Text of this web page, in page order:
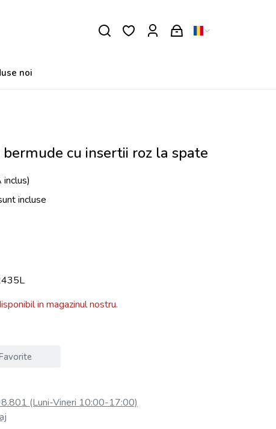
noi
cu insertii roz la spate
inclus)
incluse
in magazinul nostru.
(Luni-Vineri 10:00-17:00)